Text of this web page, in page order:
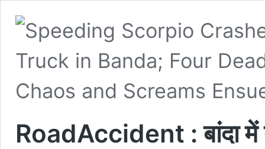
RoadAccident : बांदा में